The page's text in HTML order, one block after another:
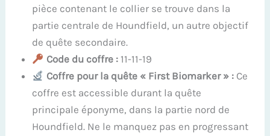
pièce contenant le collier se trouve dans la
partie centrale de Houndfield, un autre objectif
de quête secondaire.
Code du coffre :11-11-19
Coffre pour la quête « First Biomarker » :Ce
coffre est accessible durant la quête
principale éponyme, dans la partie nord de
Houndfield. Ne le manquez pas en progressant